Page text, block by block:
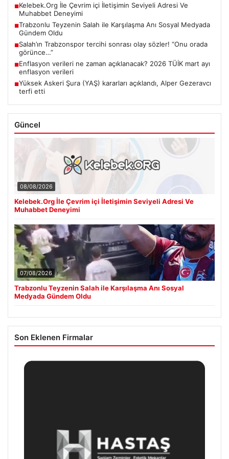
■Kelebek.Org İle Çevrim içi İletişimin Seviyeli Adresi Ve
Muhabbet Deneyimi
■Trabzonlu Teyzenin Salah ile Karşılaşma Anı Sosyal Medyada
Gündem Oldu
■Salah’ın Trabzonspor tercihi sonrası olay sözler! “Onu orada
görünce…”
■Enflasyon verileri ne zaman açıklanacak? 2026 TÜİK mart ayı
enflasyon verileri
■Yüksek Askeri Şura (YAŞ) kararları açıklandı, Alper Gezeravcı
terfi etti
Güncel
08/08/2026
Kelebek.Org İle Çevrim içi İletişimin Seviyeli Adresi Ve
Muhabbet Deneyimi
07/08/2026
Trabzonlu Teyzenin Salah ile Karşılaşma Anı Sosyal
Medyada Gündem Oldu
Son Eklenen Firmalar